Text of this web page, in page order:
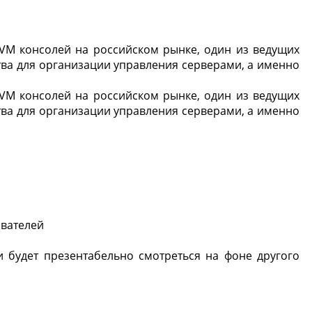
консолей на российском рынке, один из ведущих
для организации управления серверами, а именно
консолей на российском рынке, один из ведущих
для организации управления серверами, а именно
презентабельно смотреться на фоне другого